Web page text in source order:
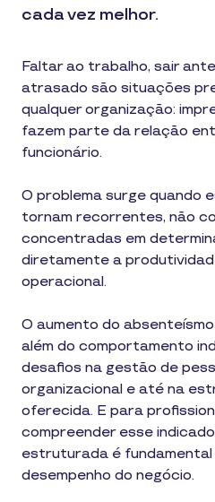
cada vez melhor.
Faltar ao trabalho, sair
atrasado são situações
qualquer organização:
fazem parte da relação
funcionário.
O problema surge quando
tornam recorrentes, não
concentradas em
diretamente a
operacional.
O aumento do
além do comportamento
desafios na gestão de
organizacional e até na
oferecida. E para
compreender esse
estruturada é
desempenho do negócio.